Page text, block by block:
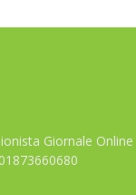
Giornale Online